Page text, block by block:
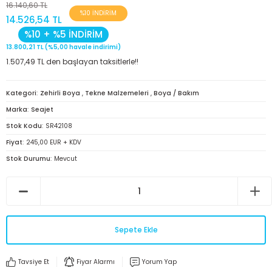
16.140,60 TL
14.526,54 TL
%10 İNDİRİM
%10 + %5 İNDİRİM
13.800,21 TL (%5,00 havale indirimi)
1.507,49 TL den başlayan taksitlerle!!
Kategori Zehirli Boya , Tekne Malzemeleri , Boya / Bakım
Marka Seajet
Stok Kodu SR42108
Fiyat 245,00 EUR + KDV
Stok Durumu Mevcut
Sepete Ekle
Tavsiye Et Fiyar Alarmı Yorum Yap